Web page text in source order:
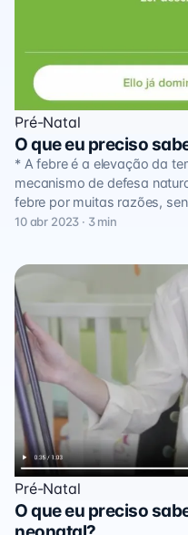
Pré-Natal
O que eu preciso
* A febre é a elevação da
mecanismo de defesa
febre por muitas razões,
10 abr 2023 · 3 min
Pré-Natal
O que eu preciso